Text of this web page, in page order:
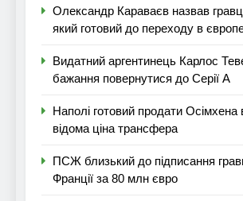
Олександр Караваєв назвав
який готовий до переходу в
Видатний аргентинець Карлос
бажання повернутися до Серії А
Наполі готовий продати
відома ціна трансфера
ПСЖ близький до підписання
Франції за 80 млн євро